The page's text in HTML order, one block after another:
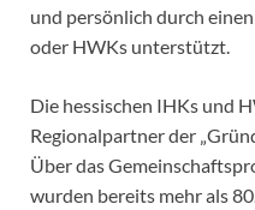
und persönlich durch
oder HWKs unterstützt.
Die hessischen IHKs und
Regionalpartner der
Über das
wurden bereits mehr als